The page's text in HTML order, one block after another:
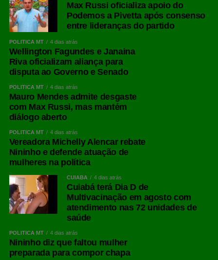
Max Russi oficializa apoio do
Podemos a Pivetta após consenso
entre lideranças do partido
POLÍTICA MT 4 dias atrás
Wellington Fagundes e Janaina
Riva oficializam aliança para
disputa ao Governo e Senado
POLÍTICA MT 4 dias atrás
Mauro Mendes admite desgaste
com Max Russi, mas mantém
diálogo aberto
POLÍTICA MT 4 dias atrás
Vereadora Michelly Alencar rebate
Nininho e defende atuação de
mulheres na política
CUIABÁ 4 dias atrás
Cuiabá terá Dia D de
Multivacinação em agosto com
atendimento nas 72 unidades de
saúde
POLÍTICA MT 4 dias atrás
Nininho diz que faltou mulher
preparada para compor chapa